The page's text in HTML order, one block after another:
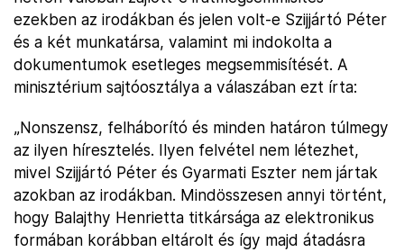
ezekben az irodákban és jelen volt-e Szijjártó Péter
és a két munkatársa, valamint mi indokolta a
dokumentumok esetleges megsemmisítését. A
minisztérium sajtóosztálya a válaszában ezt írta:
„Nonszensz, felháborító és minden határon túlmegy
az ilyen híresztelés. Ilyen felvétel nem létezhet,
mivel Szijjártó Péter és Gyarmati Eszter nem jártak
azokban az irodákban. Mindösszesen annyi történt,
hogy Balajthy Henrietta titkársága az elektronikus
formában korábban eltárolt és így majd átadásra